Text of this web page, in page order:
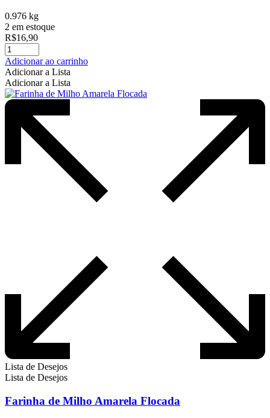
0.976 kg
2 em estoque
R$16,90
Adicionar ao carrinho
Adicionar a Lista
Adicionar a Lista
Lista de Desejos
Lista de Desejos
Farinha de Milho Amarela Flocada